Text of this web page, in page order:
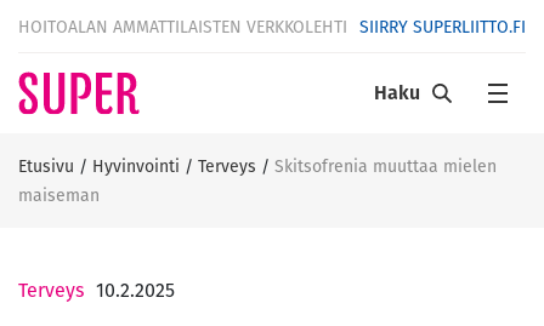
HOITOALAN AMMATTILAISTEN VERKKOLEHTI SIIRRY SUPERLIITTO.FI
Haku
Etusivu / Hyvinvointi / Terveys / Skitsofrenia muuttaa mielen
maiseman
Terveys 10.2.2025